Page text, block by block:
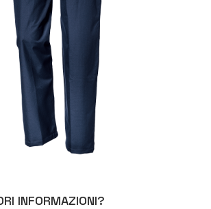
INFORMAZIONI?